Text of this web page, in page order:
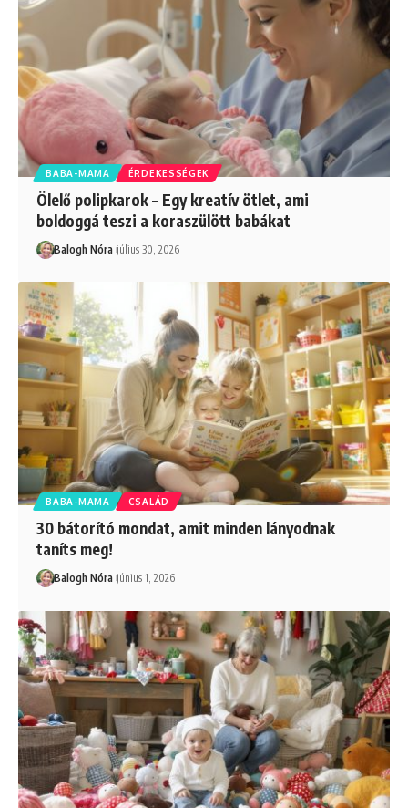
BABA-MAMA ÉRDEKESSÉGEK
Ölelő polipkarok – Egy kreatív ötlet, ami
boldoggá teszi a koraszülött babákat
Balogh Nóra július 30, 2026
BABA-MAMA CSALÁD
30 bátorító mondat, amit minden lányodnak
taníts meg!
Balogh Nóra június 1, 2026